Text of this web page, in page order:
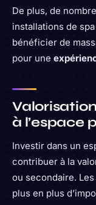
De plus, de
installations de
bénéficier de
pour une
à l’espace
Investir dans un
contribuer à la
ou secondaire.
plus en plus